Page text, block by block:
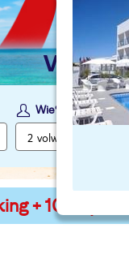
vind
Wie?
+ 100,- p.